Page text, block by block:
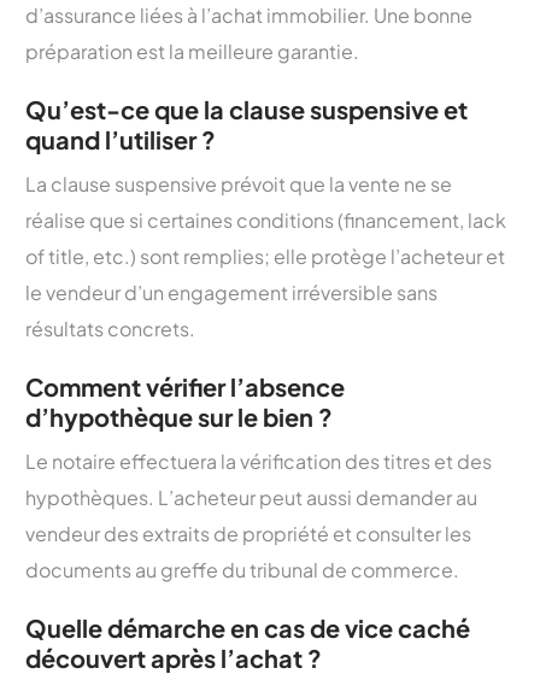
d’assurance liées à l’achat immobilier. Une bonne
préparation est la meilleure garantie.
Qu’est-ce que la clause suspensive et
quand l’utiliser ?
La clause suspensive prévoit que la vente ne se
réalise que si certaines conditions (financement, lack
of title, etc.) sont remplies; elle protège l’acheteur et
le vendeur d’un engagement irréversible sans
résultats concrets.
Comment vérifier l’absence
d’hypothèque sur le bien ?
Le notaire effectuera la vérification des titres et des
hypothèques. L’acheteur peut aussi demander au
vendeur des extraits de propriété et consulter les
documents au greffe du tribunal de commerce.
Quelle démarche en cas de vice caché
découvert après l’achat ?